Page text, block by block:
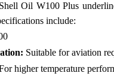
Oil W100 Plus
include:
Suitable for aviation
higher temperature